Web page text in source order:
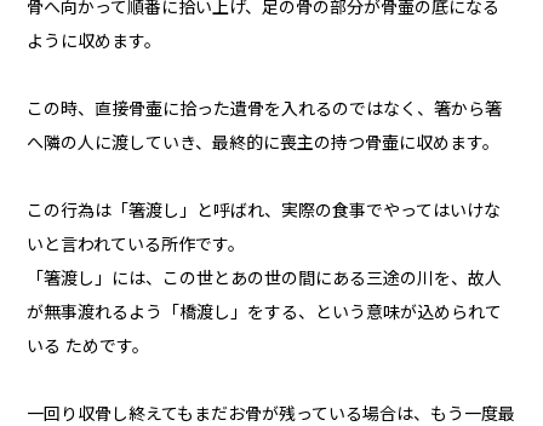
骨へ向かって順番に拾い上げ、足の骨の部分が骨壷の底になる
ように収めます。
この時、直接骨壷に拾った遺骨を入れるのではなく、箸から箸
へ隣の人に渡していき、最終的に喪主の持つ骨壷に収めます。
この行為は「箸渡し」と呼ばれ、実際の食事でやってはいけな
いと言われている所作です。
「箸渡し」には、この世とあの世の間にある三途の川を、故人
が無事渡れるよう「橋渡し」をする、という意味が込められて
いる ためです。
一回り収骨し終えてもまだお骨が残っている場合は、もう一度最